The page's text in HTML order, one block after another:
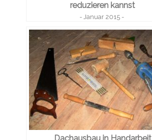
reduzieren kannst
- Januar 2015 -